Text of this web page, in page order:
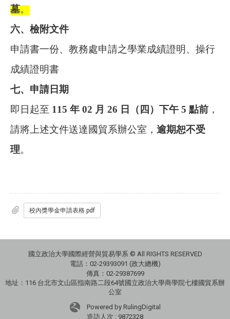
墓。
六、檢附文件
申請書一份、教務處申請之學業成績證明、操行
成績證明書
七、申請日期
即日起至 115 年 02 月 26 日（四）下午 5 點前 ，
請將上述文件送達國貿系辦公室， 逾期恕不受
理。
校內獎學金申請表格.pdf
國立政治大學國際經營與貿易學系 © All RIGHTS RESERVED
電話： 02-29393091 (政大總機)
傳真：02-29387699
地址： 116 台北市文山區指南路二段64號國立政治大學商學院七樓國貿系辦
公室
Powered by RulingDigital
造訪人次 : 9872328